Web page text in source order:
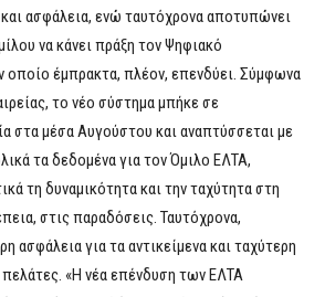
ασφάλεια, ενώ ταυτόχρονα αποτυπώνει
να κάνει πράξη τον Ψηφιακό
οποίο έμπρακτα, πλέον, επενδύει. Σύμφωνα
το νέο σύστημα μπήκε σε
στα μέσα Αυγούστου και αναπτύσσεται με
τα δεδομένα για τον Όμιλο ΕΛΤΑ,
τη δυναμικότητα και την ταχύτητα στη
στις παραδόσεις. Ταυτόχρονα,
ασφάλεια για τα αντικείμενα και ταχύτερη
«Η νέα επένδυση των ΕΛΤΑ